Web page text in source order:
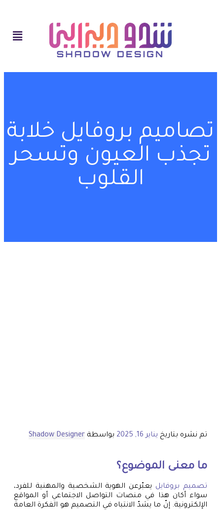
تصاميم بروفايل خلابة
تجذب العيون وتسحر
القلوب
تم نشره بتاريخ يناير 16, 2025 بواسطة Shadow Designer
ما معنى الموضوع؟
تصميم بروفايل يعبّرعن الهوية الشخصية والمهنية للفرد،
سواء أكان هذا في منصات التواصل الاجتماعي أو المواقع
الإلكترونية. إنّ ما يشدّ الانتباه في التصميم هو الفكرة العامة